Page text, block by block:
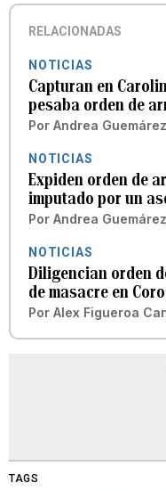
RELACIONADAS
NOTICIAS
Capturan en
pesaba orden de
Por Andrea
NOTICIAS
Expiden orden de
imputado por un
Por Andrea
NOTICIAS
Diligencian orden
de masacre en
Por Alex Figueroa
TAGS